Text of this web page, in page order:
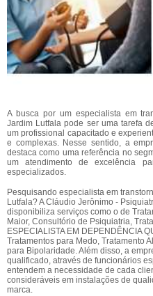
A busca por um especialista em
Jardim Lutfala pode ser uma tarefa
um profissional capacitado e
e complexas. Nesse sentido, a
destaca como uma referência no
um atendimento de excelência
especializados.
Pesquisando especialista em
Lutfala? A Cláudio Jerônimo -
disponibiliza serviços como o de
Maior, Consultório de Psiquiatria,
ESPECIALISTA EM DEPENDÊNCIA
Tratamentos para Medo, Tratamento
para Bipolaridade. Além disso, a
qualificado, através de funcionários
entendem a necessidade de cada
consideráveis em instalações de
marca.